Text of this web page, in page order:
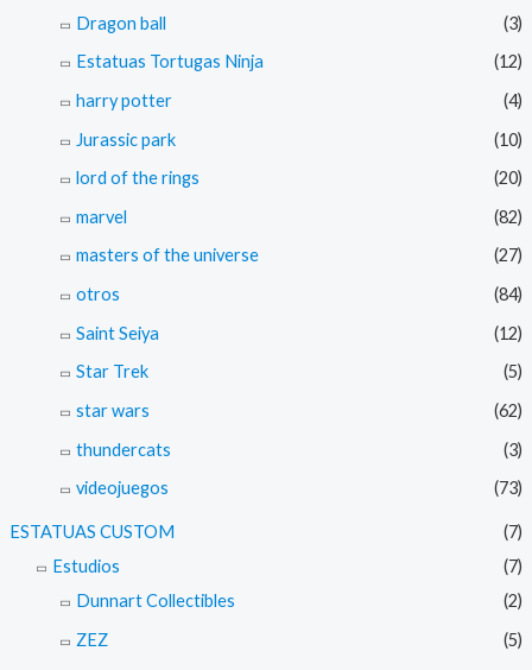
Dragon ball
(3)
Estatuas Tortugas Ninja
(12)
harry potter
(4)
Jurassic park
(10)
lord of the rings
(20)
marvel
(82)
masters of the universe
(27)
otros
(84)
Saint Seiya
(12)
Star Trek
(5)
star wars
(62)
thundercats
(3)
videojuegos
(73)
ESTATUAS CUSTOM
(7)
Estudios
(7)
Dunnart Collectibles
(2)
ZEZ
(5)